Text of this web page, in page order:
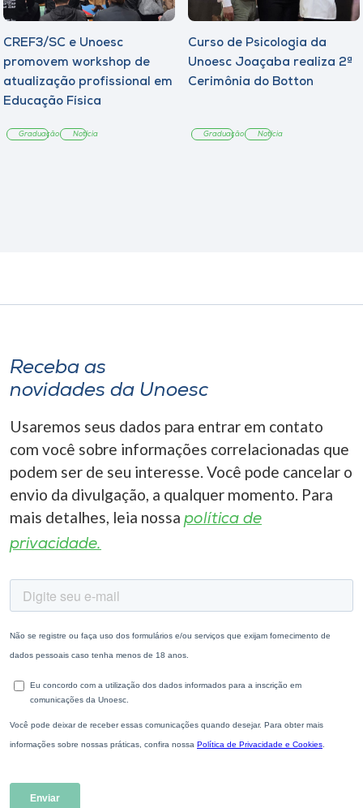
CREF3/SC e Unoesc
promovem workshop de
atualização profissional em
Educação Física
Graduação Notícia
Curso de Psicologia da
Unoesc Joaçaba realiza 2ª
Cerimônia do Botton
Graduação Notícia
Receba as
novidades da Unoesc
Usaremos seus dados para entrar em contato
com você sobre informações correlacionadas que
podem ser de seu interesse. Você pode cancelar o
envio da divulgação, a qualquer momento. Para
mais detalhes, leia nossa política de
privacidade.